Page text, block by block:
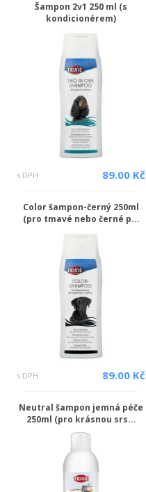
Šampon 2v1 250 ml (s
kondicionérem)
s DPH 89.00 Kč
Color šampon-černý 250ml
(pro tmavé nebo černé p...
s DPH 89.00 Kč
Neutral šampon jemná péče
250ml (pro krásnou srs...